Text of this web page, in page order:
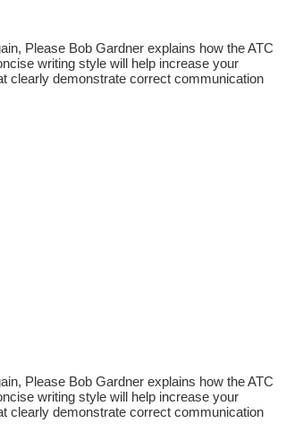
Please Bob Gardner explains how the ATC
writing style will help increase your
clearly demonstrate correct communication
Please Bob Gardner explains how the ATC
writing style will help increase your
clearly demonstrate correct communication